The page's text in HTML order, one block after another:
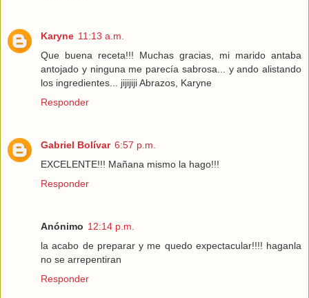
Karyne 11:13 a.m.
Que buena receta!!! Muchas gracias, mi marido antaba
antojado y ninguna me parecía sabrosa... y ando alistando
los ingredientes... jijijiji Abrazos, Karyne
Responder
Gabriel Bolívar 6:57 p.m.
EXCELENTE!!! Mañana mismo la hago!!!
Responder
Anónimo 12:14 p.m.
la acabo de preparar y me quedo expectacular!!!! haganla
no se arrepentiran
Responder